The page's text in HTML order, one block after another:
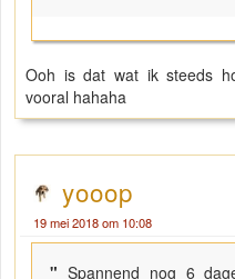
Ooh is dat wat ik steeds
vooral hahaha
yooop
19 mei 2018 om 10:08
" Spannend nog 6